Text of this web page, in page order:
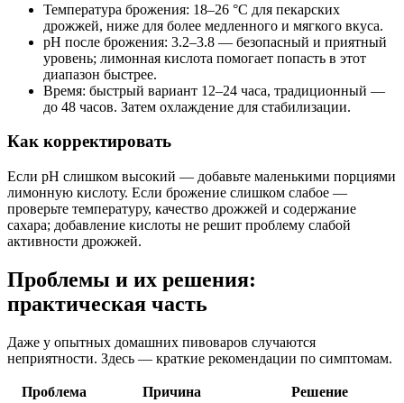
Температура брожения: 18–26 °C для пекарских
дрожжей, ниже для более медленного и мягкого вкуса.
pH после брожения: 3.2–3.8 — безопасный и приятный
уровень; лимонная кислота помогает попасть в этот
диапазон быстрее.
Время: быстрый вариант 12–24 часа, традиционный —
до 48 часов. Затем охлаждение для стабилизации.
Как корректировать
Если pH слишком высокий — добавьте маленькими порциями
лимонную кислоту. Если брожение слишком слабое —
проверьте температуру, качество дрожжей и содержание
сахара; добавление кислоты не решит проблему слабой
активности дрожжей.
Проблемы и их решения:
практическая часть
Даже у опытных домашних пивоваров случаются
неприятности. Здесь — краткие рекомендации по симптомам.
Проблема Причина Решение